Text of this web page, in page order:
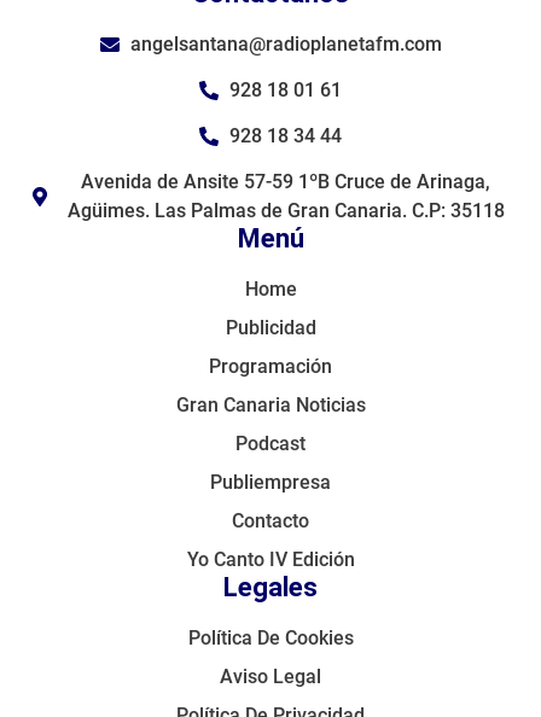
Menú
Home
Publicidad
Programación
Gran Canaria Noticias
Podcast
Publiempresa
Contacto
Yo Canto IV Edición
Legales
Política De Cookies
Aviso Legal
angelsantana@radioplanetafm.com
928 18 01 61
928 18 34 44
Avenida de Ansite 57-59 1ºB Cruce de Arinaga,
Agüimes. Las Palmas de Gran Canaria. C.P: 35118